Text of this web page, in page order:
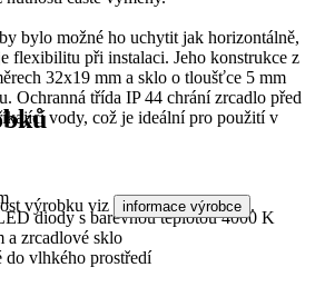
bylo možné ho uchytit jak horizontálně,
flexibilitu při instalaci. Jeho konstrukce z
32x19 mm a sklo o tloušťce 5 mm
Ochranná třída IP 44 chrání zrcadlo před
vody, což je ideální pro použití v
diody s barevnou teplotou 4000 K
zrcadlové sklo
do vlhkého prostředí
výrobku viz informace výrobce .